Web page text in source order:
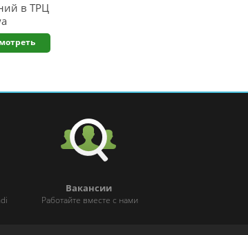
в ТРЦ
Вакансии
Работайте вместе с нами